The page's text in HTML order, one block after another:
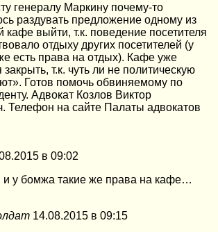
генералу Маркину почему-то
раздувать предложение одному из
кафе выйти, т.к. поведение посетителя
отдыху других посетителей (у
есть права на отдых). Кафе уже
т.к. чуть ли не политическую
Готов помочь обвиняемому по
Адвокат Козлов Виктор
Телефон на сайте Палаты адвокатов
в 09:02
и у бомжа такие же права на кафе…
14.08.2015 в 09:15